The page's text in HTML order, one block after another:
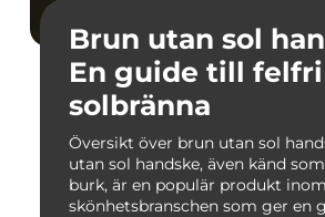
Brun utan sol
En guide till felfri
solbränna
Översikt över brun utan sol
utan sol handske, även känd
burk, är en populär produkt inom
skönhetsbranschen som ger en